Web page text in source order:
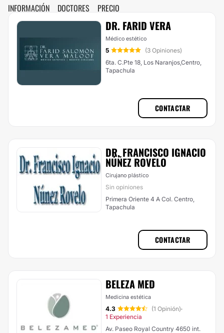
INFORMACIÓN DOCTORES PRECIO
DR. FARID VERA
Médico estético
5
(3 Opiniones)
6ta. C.Pte 18, Los Naranjos,Centro,
Tapachula
CONTACTAR
DR. FRANCISCO IGNACIO
NÚÑEZ ROVELO
Cirujano plástico
Sin opiniones
Primera Oriente 4 A Col. Centro,
Tapachula
CONTACTAR
BELEZA MED
Medicina estética
4.3 (1 Opinión)·
1 Experiencia
Av. Paseo Royal Country 4650 int.